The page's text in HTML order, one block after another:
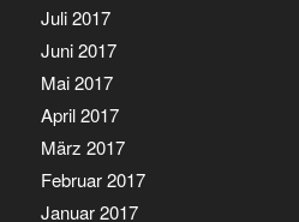
Juli 2017
Juni 2017
Mai 2017
April 2017
März 2017
Februar 2017
Januar 2017